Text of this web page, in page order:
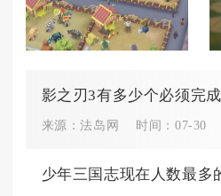
影之刃3有多少个必须完
来源：法岛网 时间：07-30
少年三国志现在人数最多